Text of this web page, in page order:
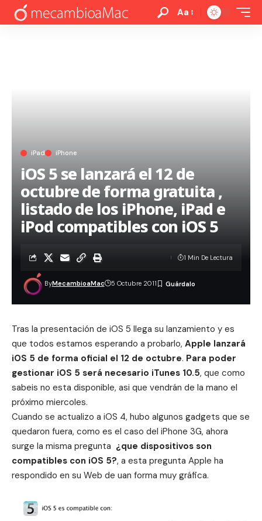
Aa
iPad iPhone
iOS 5 se lanzará el 12 de
octubre de forma gratuita ,
listado de los iPhone, iPad e
iPod compatibles con iOS 5
ByMecambioaMac 5 Octubre 2011
1 Min De Lectura
Tras la presentación de iOS 5 llega su lanzamiento y es
que todos estamos esperando a probarlo, Apple lanzará
iOS 5 de forma oficial el 12 de octubre. Para poder
gestionar iOS 5 será necesario iTunes 10.5, que como
sabeis no esta disponible, asi que vendrán de la mano el
próximo miercoles.
Cuando se actualizo a iOS 4, hubo algunos gadgets que se
quedaron fuera, como es el caso del iPhone 3G, ahora
surge la misma pregunta ¿que dispositivos son
compatibles con iOS 5?, a esta pregunta Apple ha
respondido en su Web de uan forma muy gráfica.